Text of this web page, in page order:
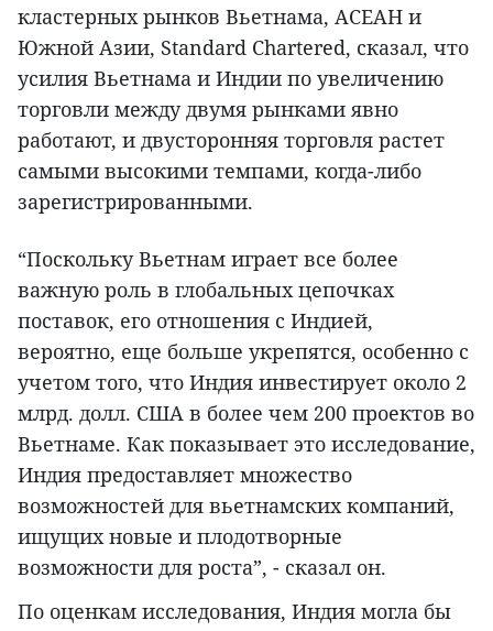
кластерных рынков Вьетнама, АСЕАН и
Южной Азии, Standard Chartered, сказал, что
усилия Вьетнама и Индии по увеличению
торговли между двумя рынками явно
работают, и двусторонняя торговля растет
самыми высокими темпами, когда-либо
зарегистрированными.
“Поскольку Вьетнам играет все более
важную роль в глобальных цепочках
поставок, его отношения с Индией,
вероятно, еще больше укрепятся, особенно с
учетом того, что Индия инвестирует около 2
млрд. долл. США в более чем 200 проектов во
Вьетнаме. Как показывает это исследование,
Индия предоставляет множество
возможностей для вьетнамских компаний,
ищущих новые и плодотворные
возможности для роста”, - сказал он.
По оценкам исследования, Индия могла бы